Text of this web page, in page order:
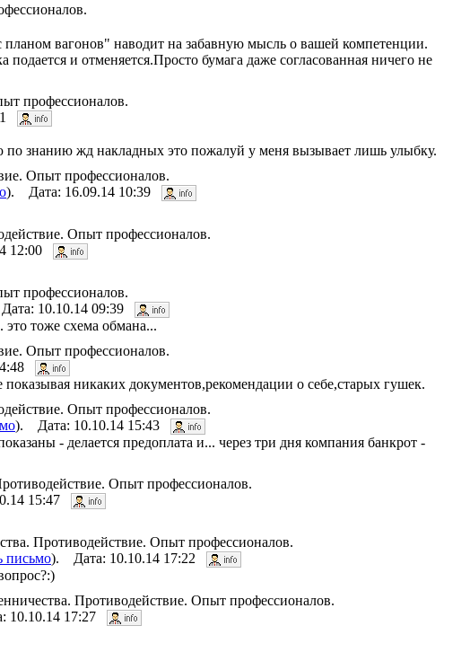
вагонов" наводит на забавную мысль о вашей компетенции.
и отменяется.Просто бумага даже согласованная ничего не
профессионалов.
по знанию жд накладных это пожалуй у меня вызывает лишь улыбку.
Опыт профессионалов.
). Дата: 16.09.14 10:39
Опыт профессионалов.
12:00
профессионалов.
10.10.14 09:39
тоже схема обмана...
Опыт профессионалов.
никаких документов,рекомендации о себе,старых гушек.
Опыт профессионалов.
). Дата: 10.10.14 15:43
- делается предоплата и... через три дня компания банкрот -
Опыт профессионалов.
15:47
Противодействие. Опыт профессионалов.
письмо). Дата: 10.10.14 17:22
Противодействие. Опыт профессионалов.
10.10.14 17:27